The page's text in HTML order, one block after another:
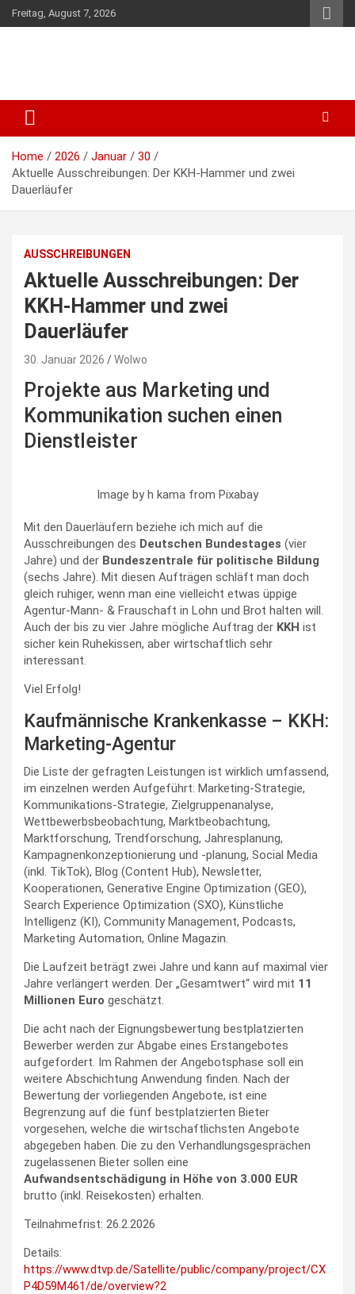
Skip
to
Freitag, August 7, 2026
Home 2026 Januar
30
Aktuelle Ausschreibungen: Der KKH-Hammer und zwei
Dauerläufer
AUSSCHREIBUNGEN
Aktuelle Ausschreibungen: Der
KKH-Hammer und zwei
Dauerläufer
30. Januar 2026 Wolwo
Projekte aus Marketing und
Kommunikation suchen einen
Dienstleister
Image by h kama from Pixabay
Mit den Dauerläufern beziehe ich mich auf die
Ausschreibungen des Deutschen Bundestages (vier
Jahre) und der Bundeszentrale für politische Bildung
(sechs Jahre). Mit diesen Aufträgen schläft man doch
gleich ruhiger, wenn man eine vielleicht etwas üppige
Agentur-Mann- & Frauschaft in Lohn und Brot halten will.
Auch der bis zu vier Jahre mögliche Auftrag der KKH ist
sicher kein Ruhekissen, aber wirtschaftlich sehr
interessant.
Viel Erfolg!
Kaufmännische Krankenkasse – KKH:
Marketing-Agentur
Die Liste der gefragten Leistungen ist wirklich umfassend,
im einzelnen werden Aufgeführt: Marketing-Strategie,
Kommunikations-Strategie, Zielgruppenanalyse,
Wettbewerbsbeobachtung, Marktbeobachtung,
Marktforschung, Trendforschung, Jahresplanung,
Kampagnenkonzeptionierung und -planung, Social Media
(inkl. TikTok), Blog (Content Hub), Newsletter,
Kooperationen, Generative Engine Optimization (GEO),
Search Experience Optimization (SXO), Künstliche
Intelligenz (KI), Community Management, Podcasts,
Marketing Automation, Online Magazin.
Die Laufzeit beträgt zwei Jahre und kann auf maximal vier
Jahre verlängert werden. Der „Gesamtwert“ wird mit 11
Millionen Euro geschätzt.
Die acht nach der Eignungsbewertung bestplatzierten
Bewerber werden zur Abgabe eines Erstangebotes
aufgefordert. Im Rahmen der Angebotsphase soll ein
weitere Abschichtung Anwendung finden. Nach der
Bewertung der vorliegenden Angebote, ist eine
Begrenzung auf die fünf bestplatzierten Bieter
vorgesehen, welche die wirtschaftlichsten Angebote
abgegeben haben. Die zu den Verhandlungsgesprächen
zugelassenen Bieter sollen eine
Aufwandsentschädigung in Höhe von 3.000 EUR
brutto (inkl. Reisekosten) erhalten.
Teilnahmefrist: 26.2.2026
Details:
https://www.dtvp.de/Satellite/public/company/project/CX
P4D59M461/de/overview?2